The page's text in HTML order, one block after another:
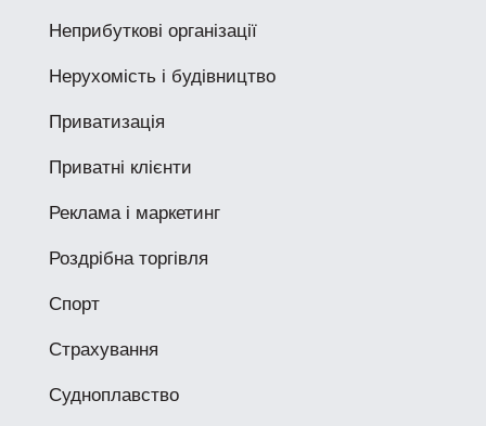
Неприбуткові організації
Нерухомість і будівництво
Приватизація
Приватні клієнти
Реклама і маркетинг
Роздрібна торгівля
Спорт
Страхування
Судноплавство